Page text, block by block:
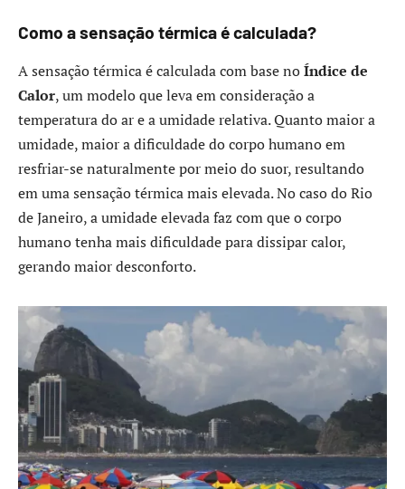
Como a sensação térmica é calculada?
A sensação térmica é calculada com base noÍndice de
Calor, um modelo que leva em consideração a
temperatura do ar e a umidade relativa. Quanto maior a
umidade, maior a dificuldade do corpo humano em
resfriar-se naturalmente por meio do suor, resultando
em uma sensação térmica mais elevada. No caso do Rio
de Janeiro, a umidade elevada faz com que o corpo
humano tenha mais dificuldade para dissipar calor,
gerando maior desconforto.